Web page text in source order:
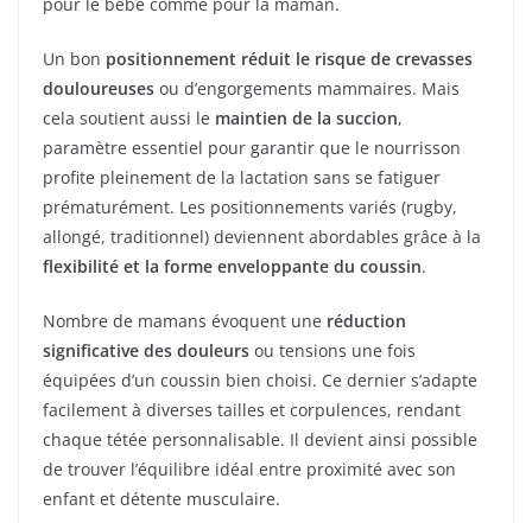
pour le bébé comme pour la maman.
Un bon positionnement réduit le risque de crevasses
douloureuses ou d’engorgements mammaires. Mais
cela soutient aussi le maintien de la succion,
paramètre essentiel pour garantir que le nourrisson
profite pleinement de la lactation sans se fatiguer
prématurément. Les positionnements variés (rugby,
allongé, traditionnel) deviennent abordables grâce à la
flexibilité et la forme enveloppante du coussin.
Nombre de mamans évoquent une réduction
significative des douleurs ou tensions une fois
équipées d’un coussin bien choisi. Ce dernier s’adapte
facilement à diverses tailles et corpulences, rendant
chaque tétée personnalisable. Il devient ainsi possible
de trouver l’équilibre idéal entre proximité avec son
enfant et détente musculaire.